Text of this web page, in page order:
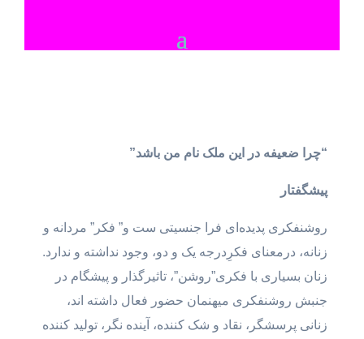
“چرا ضعیفه در این ملک نام من باشد”
پیشگفتار
روشنفکری پدیده‌ای فرا جنسیتی ست و” فکر” مردانه و
زنانه، درمعنای فکرِدرجه یک و دو، وجود نداشته و ندارد.
زنان بسیاری با فکری”روشن”، تاثیرگذار و پیشگام در
جنبش روشنفکری میهنمان حضور فعال داشته اند،
زنانی پرسشگر، نقاد و شک کننده، آینده نگر، تولید کننده